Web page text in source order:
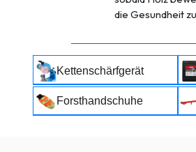
die Gesundheit
Kettenschärfgerät
Forsthandschuhe